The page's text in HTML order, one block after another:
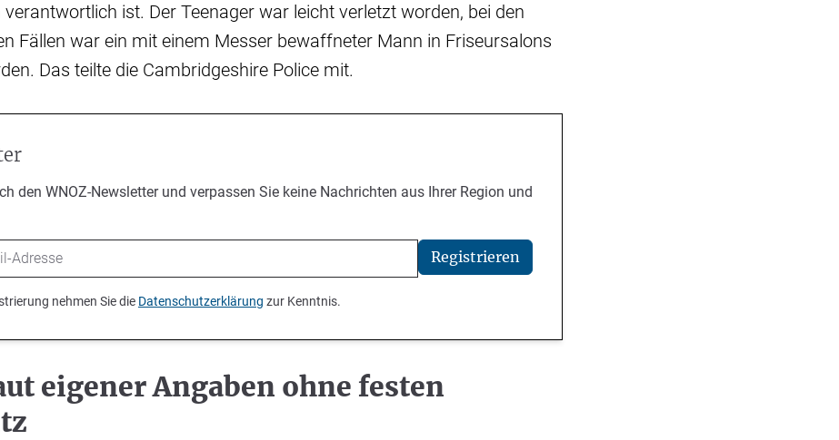
ist. Der Teenager war leicht verletzt worden, bei den
Fällen war ein mit einem Messer bewaffneter Mann in Friseursalons
Das teilte die Cambridgeshire Police mit.
den WNOZ-Newsletter und verpassen Sie keine Nachrichten aus Ihrer Region und
Registrieren
nehmen Sie die Datenschutzerklärung zur Kenntnis.
eigener Angaben ohne festen